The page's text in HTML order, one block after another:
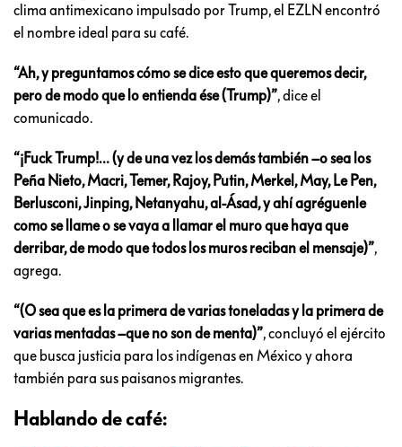
clima antimexicano impulsado por Trump, el EZLN encontró
el nombre ideal para su café.
“Ah, y preguntamos cómo se dice esto que queremos decir,
pero de modo que lo entienda ése (Trump)”, dice el
comunicado.
“¡Fuck Trump!… (y de una vez los demás también –o sea los
Peña Nieto, Macri, Temer, Rajoy, Putin, Merkel, May, Le Pen,
Berlusconi, Jinping, Netanyahu, al-Ásad, y ahí agréguenle
como se llame o se vaya a llamar el muro que haya que
derribar, de modo que todos los muros reciban el mensaje)”,
agrega.
“(O sea que es la primera de varias toneladas y la primera de
varias mentadas –que no son de menta)”, concluyó el ejército
que busca justicia para los indígenas en México y ahora
también para sus paisanos migrantes.
Hablando de café: